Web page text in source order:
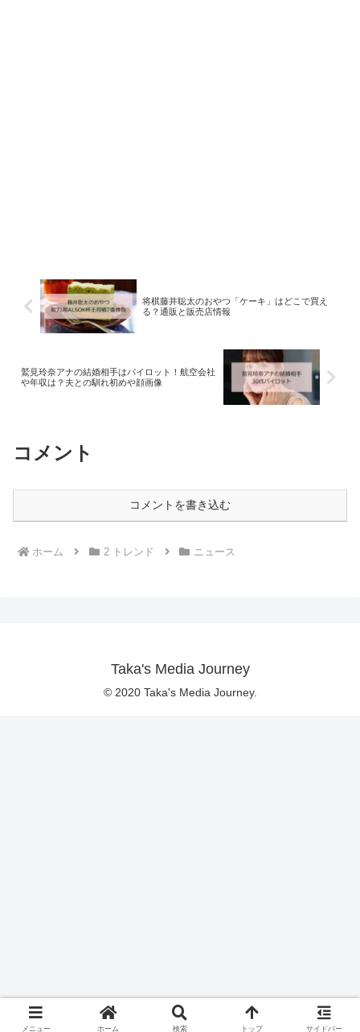
将棋藤井聡太のおやつ「ケーキ」はどこで買え
る？通販と販売店情報
鷲見玲奈アナの結婚相手はパイロット！航空会社
や年収は？夫との馴れ初めや顔画像
コメント
コメントを書き込む
ホーム 2 トレンド ニュース
Taka's Media Journey
© 2020 Taka's Media Journey.
メニュー ホーム 検索 トップ サイドバー